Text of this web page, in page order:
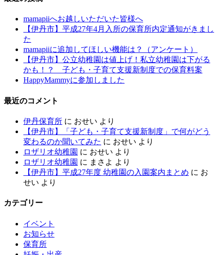
mamapiiへお越しいただいた皆様へ
【伊丹市】平成27年4月入所の保育所内定通知がきまし
た
mamapiiに追加してほしい機能は？（アンケート）
【伊丹市】公立幼稚園は値上げ！私立幼稚園は下がる
かも！？ 子ども・子育て支援新制度での保育料案
HappyMammyに参加しました
最近のコメント
伊丹保育所 に おせい より
【伊丹市】「子ども・子育て支援新制度」で何がどう
変わるのか聞いてみた に おせい より
ロザリオ幼稚園 に おせい より
ロザリオ幼稚園 に まさよ より
【伊丹市】平成27年度 幼稚園の入園案内まとめ に お
せい より
カテゴリー
イベント
お知らせ
保育所